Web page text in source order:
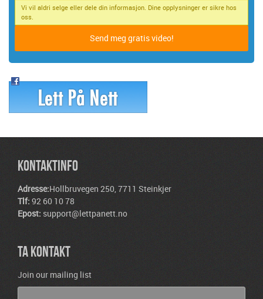
Vi vil aldri selge eller dele din informasjon. Dine opplysninger er sikre hos
oss.
KONTAKTINFO
Adresse:Hollbruvegen 250, 7711 Steinkjer
Tlf: 92 60 10 78
Epost: support@lettpanett.no
TA KONTAKT
Join our mailing list